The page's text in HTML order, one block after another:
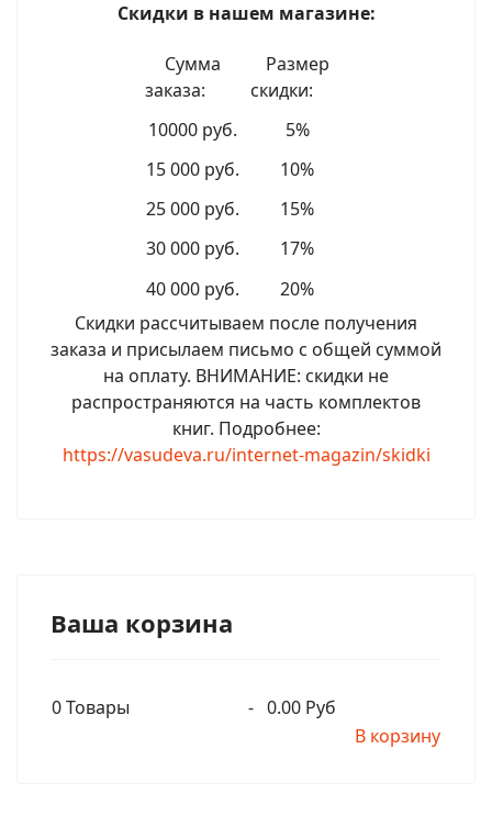
Скидки в нашем магазине:
Сумма
заказа:
Размер
скидки:
10000 руб.
5%
15 000 руб.
10%
25 000 руб.
15%
30 000 руб.
17%
40 000 руб.
20%
Скидки рассчитываем после получения
заказа и присылаем письмо с общей суммой
на оплату. ВНИМАНИЕ: скидки не
распространяются на часть комплектов
книг. Подробнее:
https://vasudeva.ru/internet-magazin/skidki
Ваша корзина
0Товары - 0.00 Руб
В корзину